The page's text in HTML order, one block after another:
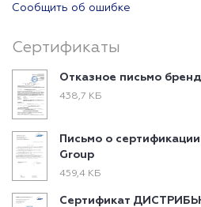
Сообщить об ошибке
Сертификаты
Отказное письмо
438,7 КБ
Письмо о
Group
459,4 КБ
Сертификат